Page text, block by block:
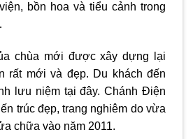
bồn hoa và tiểu cảnh trong
chùa mới được xây dựng lại
rất mới và đẹp. Du khách đến
lưu niệm tại đây. Chánh Điện
trúc đẹp, trang nghiêm do vừa
chữa vào năm 2011.